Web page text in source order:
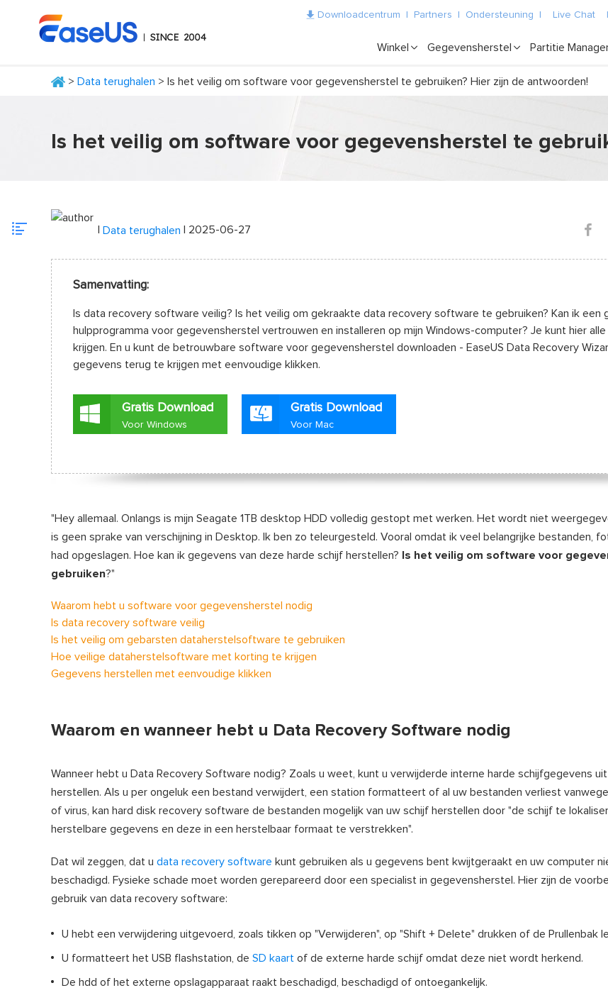
Downloadcentrum Partners Ondersteuning Live Chat
Winkel Gegevensherstel Partitie
> Data terughalen > Is het veilig om software voor gegevensherstel te gebruiken? Hier zijn de antwoorden!
Is het veilig om software voor gegevensherstel te
Data terughalen | 2025-06-27
Samenvatting:
Is data recovery software veilig? Is het veilig om gekraakte data recovery software te gebruiken? Kan ik een
hulpprogramma voor gegevensherstel vertrouwen en installeren op mijn Windows-computer? Je kunt hier
krijgen. En u kunt de betrouwbare software voor gegevensherstel downloaden - EaseUS Data Recovery
gegevens terug te krijgen met eenvoudige klikken.
Gratis Download
Voor Windows
Gratis Download
Voor Mac
"Hey allemaal. Onlangs is mijn Seagate 1TB desktop HDD volledig gestopt met werken. Het wordt niet
is geen sprake van verschijning in Desktop. Ik ben zo teleurgesteld. Vooral omdat ik veel belangrijke bestanden,
had opgeslagen. Hoe kan ik gegevens van deze harde schijf herstellen?
Is het veilig om software voor
gebruiken?"
Waarom hebt u software voor gegevensherstel nodig
Is data recovery software veilig
Is het veilig om gebarsten dataherstelsoftware te gebruiken
Hoe veilige dataherstelsoftware met korting te krijgen
Gegevens herstellen met eenvoudige klikken
Waarom en wanneer hebt u Data Recovery Software nodig
Wanneer hebt u Data Recovery Software nodig? Zoals u weet, kunt u verwijderde interne harde schijfgegevens
herstellen. Als u per ongeluk een bestand verwijdert, een station formatteert of al uw bestanden verliest
of virus, kan hard disk recovery software de bestanden mogelijk van uw schijf herstellen door "de schijf te
herstelbare gegevens en deze in een herstelbaar formaat te verstrekken".
Dat wil zeggen, dat u data recovery software kunt gebruiken als u gegevens bent kwijtgeraakt en uw computer
beschadigd. Fysieke schade moet worden gerepareerd door een specialist in gegevensherstel. Hier zijn de
gebruik van data recovery software:
U hebt een verwijdering uitgevoerd, zoals tikken op "Verwijderen", op "Shift + Delete" drukken of de Prullenbak
U formatteert het USB flashstation, de SD kaart of de externe harde schijf omdat deze niet wordt herkend.
De hdd of het externe opslagapparaat raakt beschadigd, beschadigd of ontoegankelijk.